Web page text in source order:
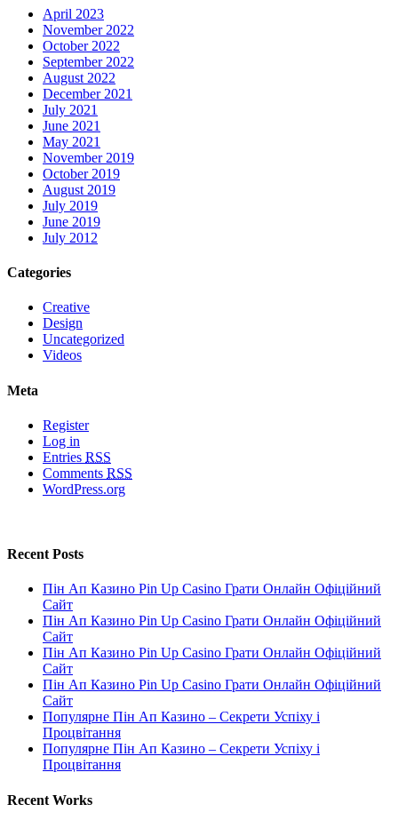
April 2023
November 2022
October 2022
September 2022
August 2022
December 2021
July 2021
June 2021
May 2021
November 2019
October 2019
August 2019
July 2019
June 2019
July 2012
Categories
Creative
Design
Uncategorized
Videos
Meta
Register
Log in
Entries RSS
Comments RSS
WordPress.org
Recent Posts
Пін Ап Казино Pin Up Casino Грати Онлайн Офіційний
Сайт
Пін Ап Казино Pin Up Casino Грати Онлайн Офіційний
Сайт
Пін Ап Казино Pin Up Casino Грати Онлайн Офіційний
Сайт
Пін Ап Казино Pin Up Casino Грати Онлайн Офіційний
Сайт
Популярне Пін Ап Казино – Секрети Успіху і
Процвітання
Популярне Пін Ап Казино – Секрети Успіху і
Процвітання
Recent Works